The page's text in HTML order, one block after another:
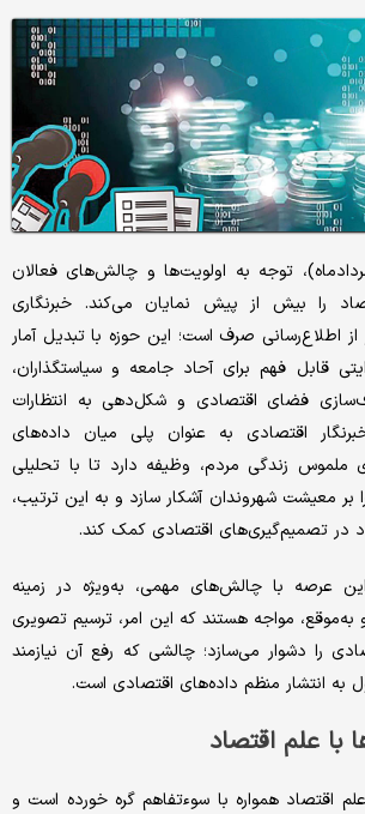
توجه به اولویت‌ها و چالش‌های فعالان
را بیش از پیش نمایان می‌کند. خبرنگاری
از اطلاع‌رسانی صرف است؛ این حوزه با تبدیل آمار
قابل فهم برای آحاد جامعه و سیاستگذاران،
فضای اقتصادی و شکل‌دهی به انتظارات
اقتصادی به عنوان پلی میان داده‌های
ملموس زندگی مردم، وظیفه دارد تا با تحلیلی
بر معیشت شهروندان آشکار سازد و به این ترتیب،
در تصمیم‌گیری‌های اقتصادی کمک کند.
عرصه با چالش‌های مهمی، به‌ویژه در زمینه
به‌موقع، مواجه هستند که این امر، ترسیم تصویری
را دشوار می‌سازد؛ چالشی که رفع آن نیازمند
به انتشار منظم داده‌های اقتصادی است.
با علم اقتصاد
اقتصاد همواره با سوءتفاهم گره خورده است و